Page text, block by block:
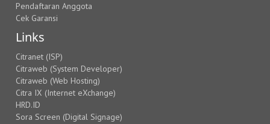
Pendaftaran Anggota
Cek Garansi
Links
Citranet (ISP)
Citraweb (System Developer)
Citraweb (Web Hosting)
Citra IX (Internet eXchange)
HRD.ID
Sora Screen (Digital Signage)